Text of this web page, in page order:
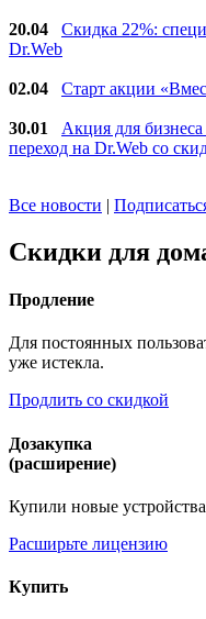
20.04
Скидка 22%:
Dr.Web
02.04 Старт акции
30.01
Акция для
переход на Dr.Web со
Все новости |
Скидки для
Продление
Для постоянных
уже истекла.
Продлить со скидкой
Дозакупка
(расширение)
Купили новые
Расширьте лицензию
Купить